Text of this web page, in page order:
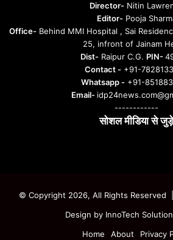
Director-Nitin
Editor-Pooja
Office- Behind MMI Hospital , Sai
25, infront of Jainam
Dist-Raipur C.G. PIN-
Contact - +91-
Whatsapp -+91-
Email-
------------
सोशल मीडिया से जुड़े
© Copyright 2026, All Rights Reserved
Design by InnoTech
Home
About Privacy